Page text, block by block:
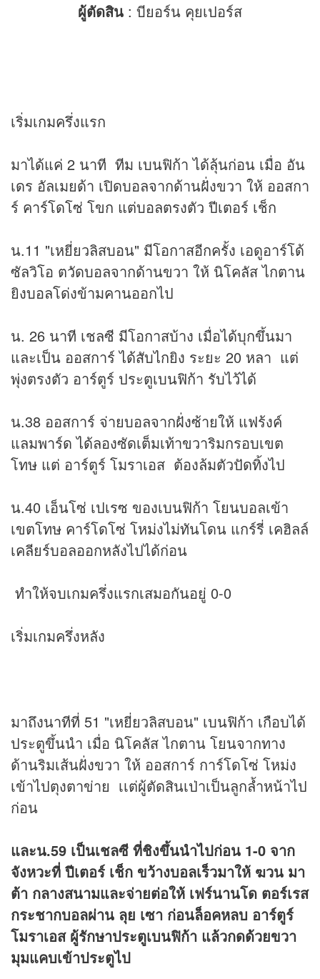
ผู้ตัดสิน : บียอร์น คุยเปอร์ส
เริ่มเกมครึ่งแรก
มาได้แค่ 2 นาที ทีม เบนฟิก้า ได้ลุ้นก่อน เมื่อ อัน
เดร อัลเมยด้า เปิดบอลจากด้านฝั่งขวา ให้ ออสกา
ร์ คาร์โดโซ่ โขก แต่บอลตรงตัว ปีเตอร์ เช็ก
น.11 "เหยี่ยวลิสบอน" มีโอกาสอีกครั้ง เอดูอาร์โด้
ซัลวิโอ ตวัดบอลจากด้านขวา ให้ นิโคลัส ไกตาน
ยิงบอลโด่งข้ามคานออกไป
น. 26 นาที เชลซี มีโอกาสบ้าง เมื่อได้บุกขึ้นมา
และเป็น ออสการ์ ได้สับไกยิง ระยะ 20 หลา แต่
พุ่งตรงตัว อาร์ตูร์ ประตูเบนฟิก้า รับไว้ได้
น.38 ออสการ์ จ่ายบอลจากฝั่งซ้ายให้ แฟร้งค์
แลมพาร์ด ได้ลองซัดเต็มเท้าขวาริมกรอบเขต
โทษ แต่ อาร์ตูร์ โมราเอส ต้องล้มตัวปัดทิ้งไป
น.40 เอ็นโซ่ เปเรซ ของเบนฟิก้า โยนบอลเข้า
เขตโทษ คาร์โดโซ่ โหม่งไม่ทันโดน แกร์รี่ เคฮิลล์
เคลียร์บอลออกหลังไปได้ก่อน
ทำให้จบเกมครึ่งแรกเสมอกันอยู่ 0-0
เริ่มเกมครึ่งหลัง
มาถึงนาทีที่ 51 "เหยี่ยวลิสบอน" เบนฟิก้า เกือบได้
ประตูขึ้นนำ เมื่อ นิโคลัส ไกตาน โยนจากทาง
ด้านริมเส้นฝั่งขวา ให้ ออสการ์ การ์โดโซ่ โหม่ง
เข้าไปตุงตาข่าย เเต่ผู้ตัดสินเป่าเป็นลูกล้ำหน้าไป
ก่อน
และน.59 เป็นเชลซี ที่ชิงขึ้นนำไปก่อน 1-0 จาก
จังหวะที่ ปีเตอร์ เช็ก ขว้างบอลเร็วมาให้ ฆวน มา
ต้า กลางสนามและจ่ายต่อให้ เฟร์นานโด ตอร์เรส
กระชากบอลผ่าน ลุย เซา ก่อนล็อคหลบ อาร์ตูร์
โมราเอส ผู้รักษาประตูเบนฟิก้า แล้วกดด้วยขวา
มุมแคบเข้าประตูไป